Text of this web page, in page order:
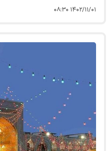
۱۴۰۲/۱۱/۰۱ ۰۸:۳۰